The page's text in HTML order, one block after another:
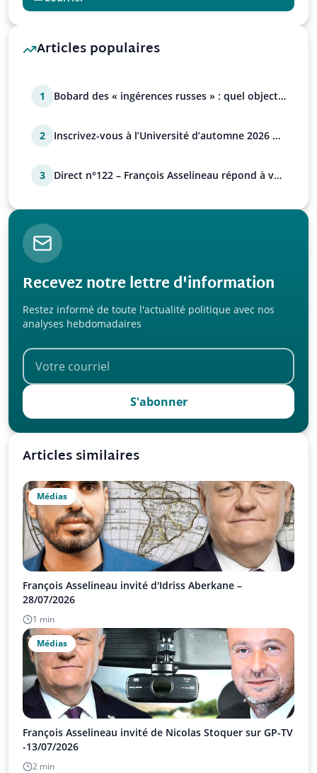
Articles populaires
1
Bobard des « ingérences russes » : quel objectif
2
Inscrivez-vous à l’Université d’automne 2026 de
3
Direct n°122 – François Asselineau répond à vos
Recevez notre lettre d'information
Restez informé de toute l'actualité politique avec nos
analyses hebdomadaires
S'abonner
Articles similaires
Médias
François Asselineau invité d'Idriss Aberkane –
28/07/2026
1 min
Médias
François Asselineau invité de Nicolas Stoquer sur GP-TV
-13/07/2026
2 min